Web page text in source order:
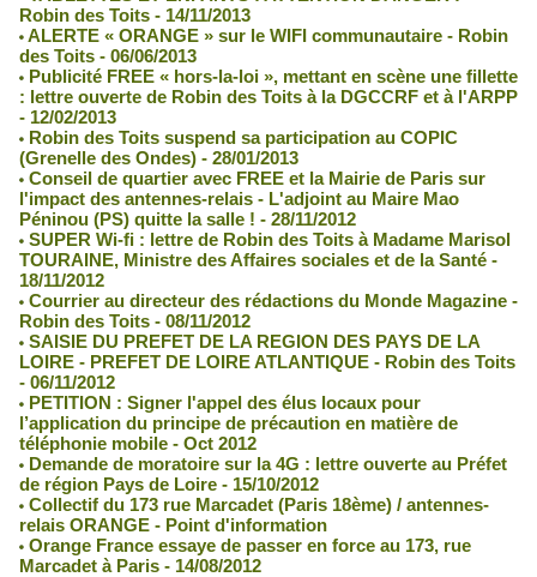
Robin des Toits - 14/11/2013
ALERTE « ORANGE » sur le WIFI communautaire - Robin
des Toits - 06/06/2013
Publicité FREE « hors-la-loi », mettant en scène une fillette
: lettre ouverte de Robin des Toits à la DGCCRF et à l'ARPP
- 12/02/2013
Robin des Toits suspend sa participation au COPIC
(Grenelle des Ondes) - 28/01/2013
Conseil de quartier avec FREE et la Mairie de Paris sur
l'impact des antennes-relais - L'adjoint au Maire Mao
Péninou (PS) quitte la salle ! - 28/11/2012
SUPER Wi-fi : lettre de Robin des Toits à Madame Marisol
TOURAINE, Ministre des Affaires sociales et de la Santé -
18/11/2012
Courrier au directeur des rédactions du Monde Magazine -
Robin des Toits - 08/11/2012
SAISIE DU PREFET DE LA REGION DES PAYS DE LA
LOIRE - PREFET DE LOIRE ATLANTIQUE - Robin des Toits
- 06/11/2012
PETITION : Signer l'appel des élus locaux pour
l’application du principe de précaution en matière de
téléphonie mobile - Oct 2012
Demande de moratoire sur la 4G : lettre ouverte au Préfet
de région Pays de Loire - 15/10/2012
Collectif du 173 rue Marcadet (Paris 18ème) / antennes-
relais ORANGE - Point d'information
Orange France essaye de passer en force au 173, rue
Marcadet à Paris - 14/08/2012